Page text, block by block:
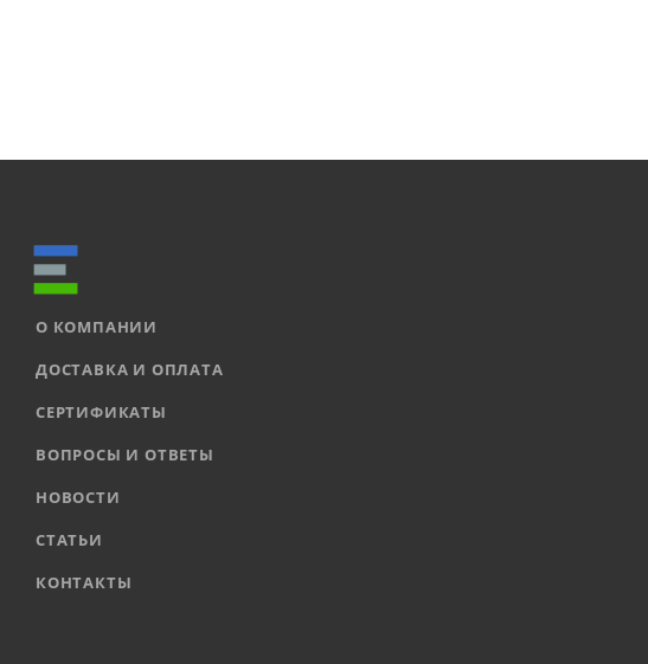
О КОМПАНИИ
ДОСТАВКА И ОПЛАТА
СЕРТИФИКАТЫ
ВОПРОСЫ И ОТВЕТЫ
НОВОСТИ
СТАТЬИ
КОНТАКТЫ